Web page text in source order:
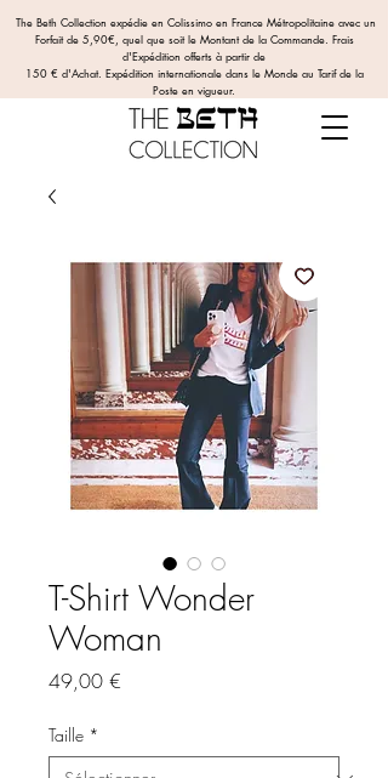
The Beth Collection expédie en Colissimo en France Métropolitaine avec un
Forfait de 5,90€, quel que soit le Montant de la Commande. Frais
d'Expédition offerts à partir de
150 € d'Achat. Expédition internationale dans le Monde au Tarif de la
Poste en vigueur.
T-Shirt Wonder
Woman
49,00 €
Taille *